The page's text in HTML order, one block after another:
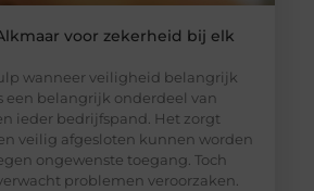
voor zekerheid bij elk
wanneer veiligheid belangrijk
een belangrijk onderdeel van
ieder bedrijfspand. Het zorgt
veilig afgesloten kunnen worden
ongewenste toegang. Toch
problemen veroorzaken.